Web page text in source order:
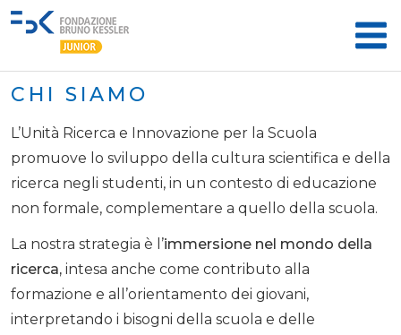
CHI SIAMO
L’Unità Ricerca e Innovazione per la Scuola
promuove lo sviluppo della cultura scientifica e della
ricerca negli studenti, in un contesto di educazione
non formale, complementare a quello della scuola.
La nostra strategia è l’immersione nel mondo della
ricerca, intesa anche come contributo alla
formazione e all’orientamento dei giovani,
interpretando i bisogni della scuola e delle